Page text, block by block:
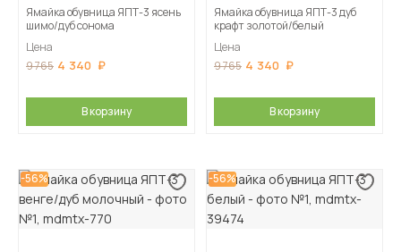
Ямайка обувница ЯПТ-3 ясень
шимо/дуб сонома
Цена
9 765 4 340
В корзину
Ямайка обувница ЯПТ-3 дуб
крафт золотой/белый
Цена
9 765 4 340
В корзину
-56% -56%